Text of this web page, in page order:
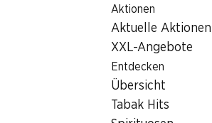
Aktionen
Aktuelle Aktionen
XXL-Angebote
Entdecken
Übersicht
Tabak Hits
Filialsuche
Denner Filiale Zürichstrasse 20, 8610
8610 Uster, EKZ